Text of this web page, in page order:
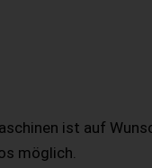
ist auf
möglich.